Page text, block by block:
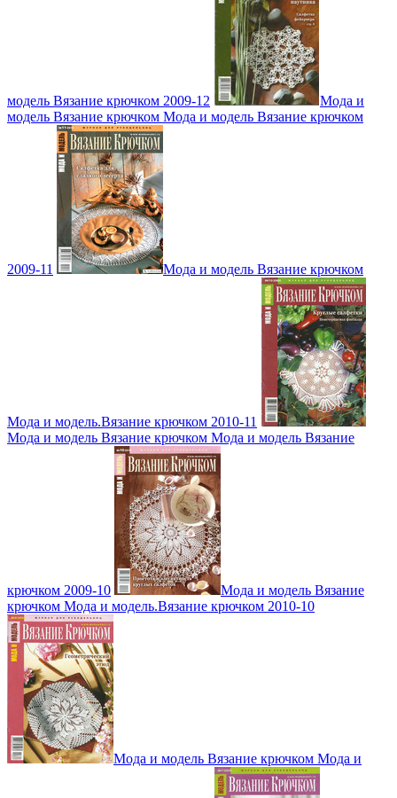
модель Вязание крючком 2009-12
Мода и
модель Вязание крючком Мода и модель Вязание крючком
2009-11 Мода и модель Вязание крючком
Мода и модель.Вязание крючком 2010-11
Мода и модель Вязание крючком Мода и модель Вязание
крючком 2009-10
Мода и модель Вязание
крючком Мода и модель.Вязание крючком 2010-10
Мода и модель Вязание крючком Мода и